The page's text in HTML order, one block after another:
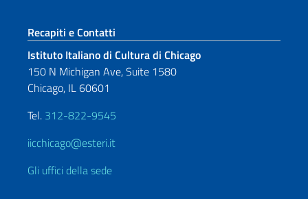
Sezione footer
Recapiti e Contatti
Istituto Italiano di Cultura di Chicago
150 N Michigan Ave, Suite 1580
Chicago, IL 60601
Tel. 312-822-9545
iicchicago@esteri.it
Gli uffici della sede